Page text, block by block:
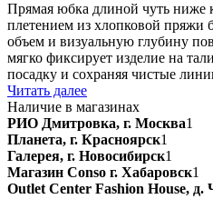
Прямая юбка длиной чуть ниже
плетением из хлопковой пряжи
объем и визуальную глубину
мягко фиксирует изделие на
посадку и сохраняя чистые
Читать далее
Наличие в магазинах
РИО Дмитровка, г. Москва1
Планета, г. Красноярск1
Галерея, г. Новосибирск1
Магазин Conso г. Хабаровск1
Outlet Center Fashion House, д.